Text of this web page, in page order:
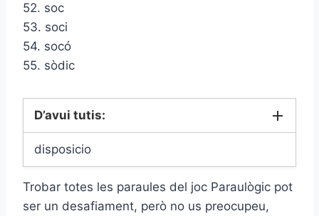
52. soc
53. soci
54. socó
55. sòdic
D’avui tutis:
disposicio
Trobar totes les paraules del joc Paraulògic pot
ser un desafiament, però no us preocupeu,